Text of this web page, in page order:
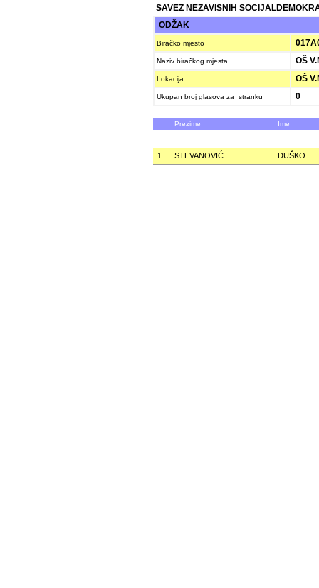
SAVEZ NEZAVISNIH
ODŽAK
Biračko mjesto
Naziv biračkog mjesta OŠ
Lokacija OŠ
Ukupan broj glasova za stranku 0
Prezime Ime
1. STEVANOVIĆ DUŠKO